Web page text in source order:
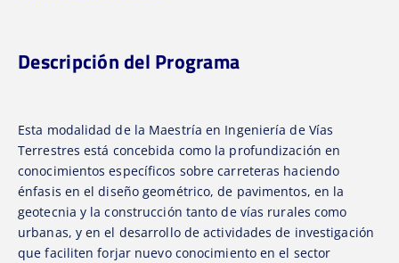
Descripción del Programa
Esta modalidad de la Maestría en Ingeniería de Vías
Terrestres está concebida como la profundización en
conocimientos específicos sobre carreteras haciendo
énfasis en el diseño geométrico, de pavimentos, en la
geotecnia y la construcción tanto de vías rurales como
urbanas, y en el desarrollo de actividades de investigación
que faciliten forjar nuevo conocimiento en el sector